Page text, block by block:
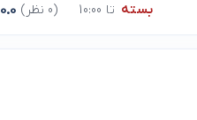
بسته تا 10:00 0.0 (0 نظر)